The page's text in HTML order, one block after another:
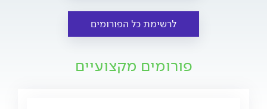
לרשימת כל הפורומים
פורומים מקצועיים